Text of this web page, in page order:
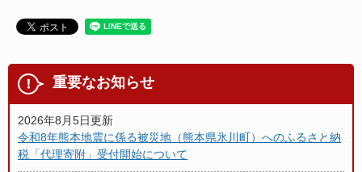
重要なお知らせ
2026年8月5日更新
令和8年熊本地震に係る被災地（熊本県氷川町）へのふるさと納
税「代理寄附」受付開始について